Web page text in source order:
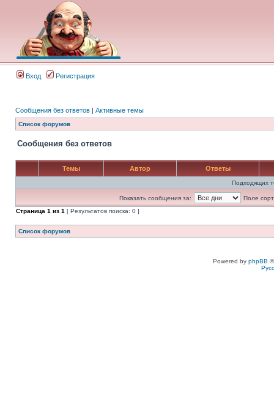
Вход Регистрация
Сообщения без ответов | Активные темы
Список форумов
Сообщения без ответов
Темы Автор Ответы
Подходящих
Показать сообщения за:
Поле
Страница 1 из 1 [ Результатов поиска: 0 ]
Список форумов
Powered by phpBB